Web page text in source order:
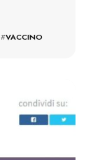
#VACCINO